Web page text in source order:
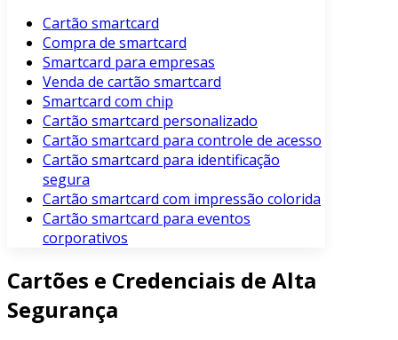
Cartão smartcard
Compra de smartcard
Smartcard para empresas
Venda de cartão smartcard
Smartcard com chip
Cartão smartcard personalizado
Cartão smartcard para controle de acesso
Cartão smartcard para identificação
segura
Cartão smartcard com impressão colorida
Cartão smartcard para eventos
corporativos
Cartões e Credenciais de Alta
Segurança